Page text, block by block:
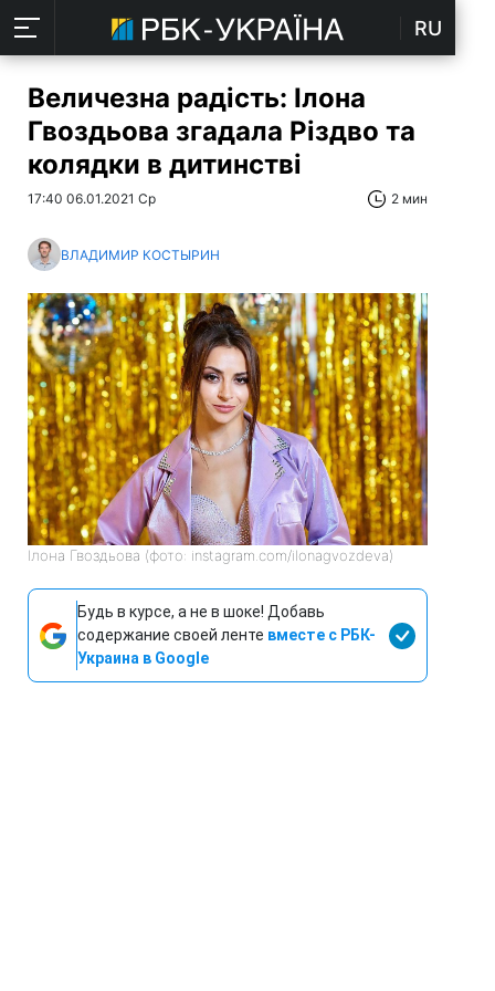
RU
Величезна радість: Ілона
Гвоздьова згадала Різдво та
колядки в дитинстві
17:40 06.01.2021 Ср 2 мин
ВЛАДИМИР КОСТЫРИН
Ілона Гвоздьова (фото: instagram.com/ilonagvozdeva)
Будь в курсе, а не в шоке! Добавь
содержание своей ленте вместе с РБК-
Украина в Google